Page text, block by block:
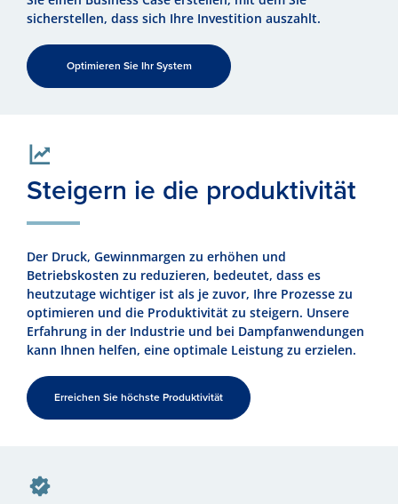
sicherstellen, dass sich Ihre Investition auszahlt.
Optimieren Sie Ihr System
Steigern ie die produktivität
Der Druck, Gewinnmargen zu erhöhen und
Betriebskosten zu reduzieren, bedeutet, dass es
heutzutage wichtiger ist als je zuvor, Ihre Prozesse zu
optimieren und die Produktivität zu steigern. Unsere
Erfahrung in der Industrie und bei Dampfanwendungen
kann Ihnen helfen, eine optimale Leistung zu erzielen.
Erreichen Sie höchste Produktivität